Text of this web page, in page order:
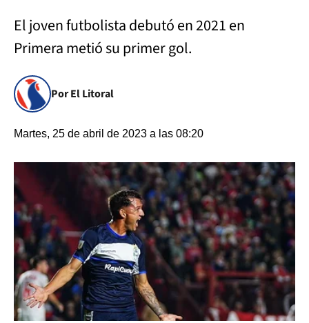
El joven futbolista debutó en 2021 en
Primera metió su primer gol.
Por El Litoral
Martes, 25 de abril de 2023 a las 08:20